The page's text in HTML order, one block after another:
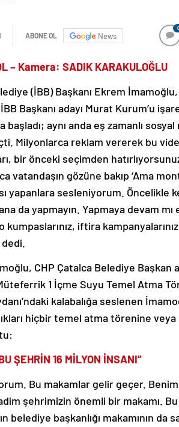
ABONE OL News
– Kamera: SADIK KARAKULOĞLU
(İBB) Başkanı Ekrem
Başkanı adayı Murat Kurum’u
aynı anda eş zamanlı
Milyonlarca reklam vererek bu
bir önceki seçimden
vatandaşın gözüne bakıp ‘Ama
yapanlara sesleniyorum. Öncelikle
da yapmayın. Yapmaya devam
kumpaslarınız, iftira
dedi.
CHP Çatalca Belediye Başkan
1 İçme Suyu Temel Atma
kalabalığa seslenen
hiçbir temel atma törenine veya
ŞEHRİN 16 MİLYON İNSANI”
Bu makamlar gelir geçer.
şehrimizin önemli bir makamı.
belediye başkanlığı makamının da